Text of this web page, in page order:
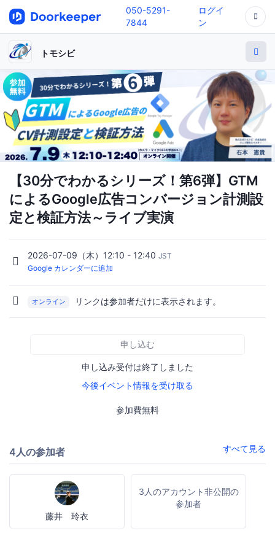
050-5291-
7844
ログイ
ン
トモシビ
【30分でわかるシリーズ！第6弾】GTM
によるGoogle広告コンバージョン計測設
定と検証方法～ライブ実演
2026-07-09（木）12:10 - 12:40 JST
Google カレンダーに追加
オンライン リンクは参加者だけに表示されます。
申し込む
申し込み受付は終了しました
今後イベント情報を受け取る
参加費無料
4人の参加者 すべて見る
藤井 玲衣
3人のアカウント非公開の
参加者